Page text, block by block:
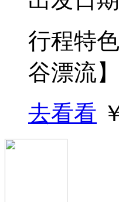
行程特
谷漂流
去看看